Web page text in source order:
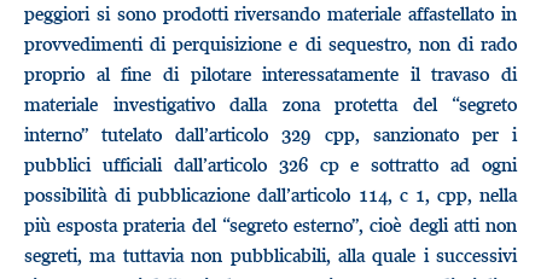
peggiori si sono prodotti riversando materiale affastellato in
provvedimenti di perquisizione e di sequestro, non di rado
proprio al fine di pilotare interessatamente il travaso di
materiale investigativo dalla zona protetta del “segreto
interno” tutelato dall’articolo 329 cpp, sanzionato per i
pubblici ufficiali dall’articolo 326 cp e sottratto ad ogni
possibilità di pubblicazione dall’articolo 114, c 1, cpp, nella
più esposta prateria del “segreto esterno”, cioè degli atti non
segreti, ma tuttavia non pubblicabili, alla quale i successivi